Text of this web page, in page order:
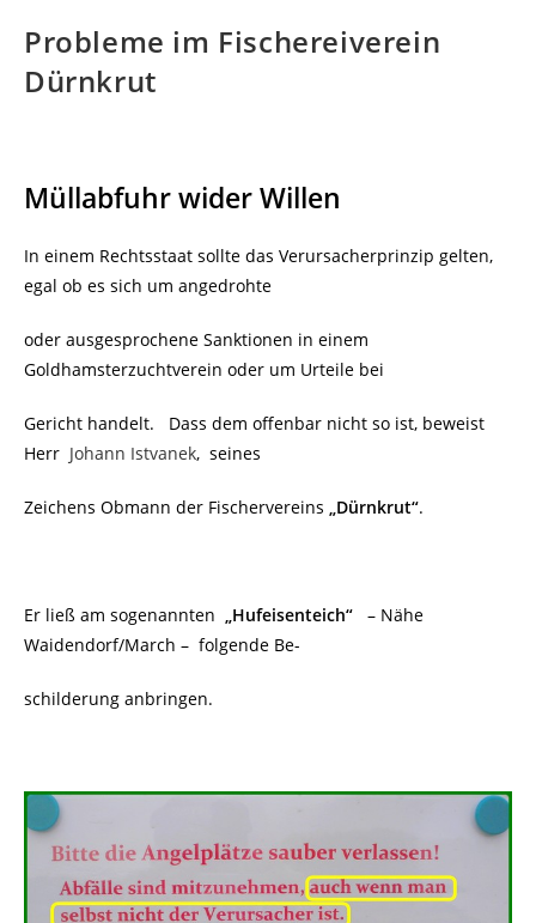
Probleme im Fischereiverein
Dürnkrut
Müllabfuhr wider Willen
In einem Rechtsstaat sollte das Verursacherprinzip gelten,
egal ob es sich um angedrohte
oder ausgesprochene Sanktionen in einem
Goldhamsterzuchtverein oder um Urteile bei
Gericht handelt. Dass dem offenbar nicht so ist, beweist
Herr Johann Istvanek, seines
Zeichens Obmann der Fischervereins „Dürnkrut“.
Er ließ am sogenannten „Hufeisenteich“
– Nähe
Waidendorf/March – folgende Be-
schilderung anbringen.